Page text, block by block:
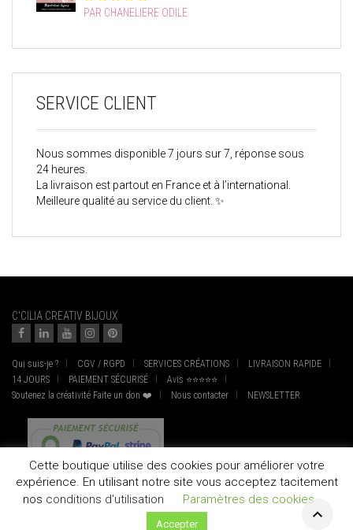
PAR CHANELIERE ODILE
SERVICE CLIENT
Nous sommes disponible 7 jours sur 7, réponse sous
24 heures.
La livraison est partout en France et à l’international.
Meilleure qualité au service du client. ✨
C'CILIA CREATIV BIJOUX
Qui suis-je ? CGV / RGPD SERVICES CRÉATIONS
LIVRAISON RAPIDE
14 JOURS
PAIEMENT SÉCURISÉ
Avis ⭐⭐⭐⭐⭐
Soutenez la créativité Faite un don ❤️
Nous contacter NEWSLETTER
Cette boutique utilise des cookies pour améliorer votre
expérience. En utilisant notre site vous acceptez tacitement
nos conditions d'utilisation Paramètres des cookies
Accepter